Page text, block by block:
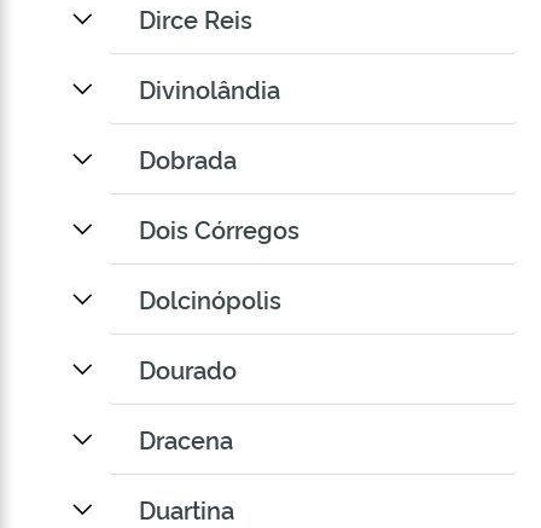
Dirce Reis
Divinolândia
Dobrada
Dois Córregos
Dolcinópolis
Dourado
Dracena
Duartina